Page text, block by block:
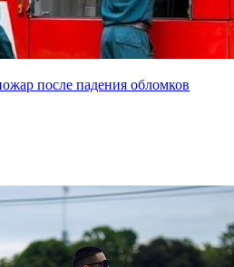
после падения обломков